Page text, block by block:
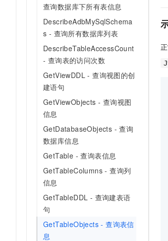
查询数据库下所有表信息
DescribeAdbMySqlSchema
s - 查询所有数据库列表
DescribeTableAccessCount
- 查询表的访问次数
GetViewDDL - 查询视图的创
建语句
GetViewObjects - 查询视图
信息
GetDatabaseObjects - 查询
数据库信息
GetTable - 查询表信息
GetTableColumns - 查询列
信息
GetTableDDL - 查询建表语
句
GetTableObjects - 查询表信
息